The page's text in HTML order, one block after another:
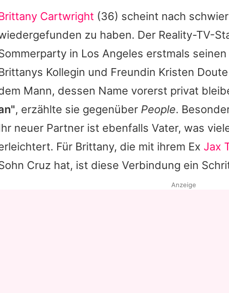
Alle Themen auf
App runterladen
Team
Redaktionelle
Impressum
Datenschutzerklärung
Nutzungsbedingungen
Cartwright (36) scheint nach
zu haben. Der Reality-TV-
in Los Angeles erstmals
Kollegin und Freundin Kristen
Mann, dessen Name vorerst privat
, erzählte sie gegenüber People.
neuer Partner ist ebenfalls Vater, was
Für Brittany, die mit ihrem Ex Jax
Cruz hat, ist diese Verbindung ein
Anzeige